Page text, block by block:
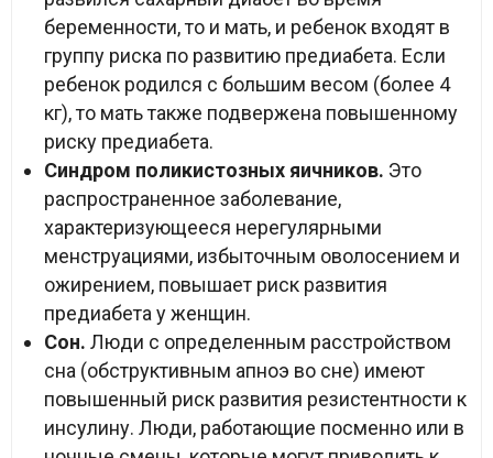
беременности, то и мать, и ребенок входят в
группу риска по развитию предиабета. Если
ребенок родился с большим весом (более 4
кг), то мать также подвержена повышенному
риску предиабета.
Синдром поликистозных яичников. Это
распространенное заболевание,
характеризующееся нерегулярными
менструациями, избыточным оволосением и
ожирением, повышает риск развития
предиабета у женщин.
Сон. Люди с определенным расстройством
сна (обструктивным апноэ во сне) имеют
повышенный риск развития резистентности к
инсулину. Люди, работающие посменно или в